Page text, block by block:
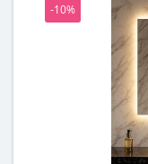
-10%